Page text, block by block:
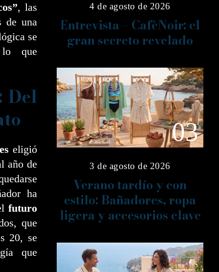
, las
de una
se
lo que
Del
eligió
año de
ha
futuro
que
20, se
que
4 de agosto de 2026
Entrevista – CafèNoir: el
gran secreto revelado
03
3 de agosto de 2026
Verano tardío y con
estilo: Bañadores, ropa
ligera y accesorios clave